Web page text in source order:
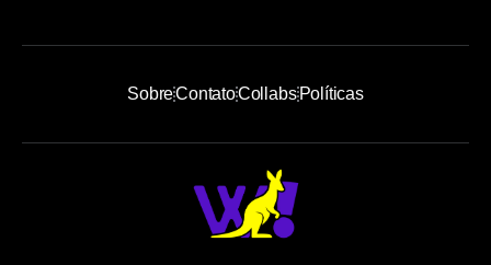
SobreContatoCollabsPolíticas